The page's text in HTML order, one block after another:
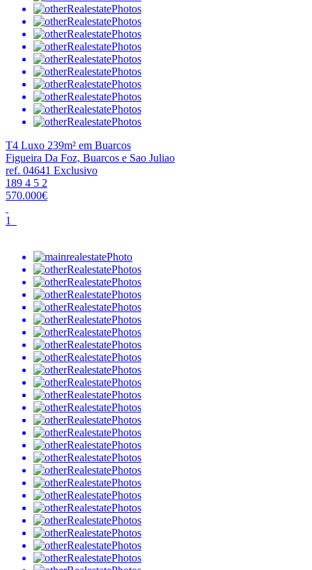
T4 Luxo 239m² em Buarcos
Figueira Da Foz, Buarcos e Sao Juliao
ref. 04641 Exclusivo
189 4 5 2
570.000€
1